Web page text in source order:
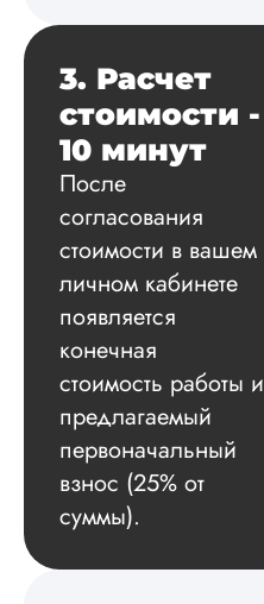
3. Расчет
стоимости -
10 минут
После
согласования
стоимости в вашем
личном кабинете
появляется
конечная
стоимость работы и
предлагаемый
первоначальный
взнос (25% от
суммы).